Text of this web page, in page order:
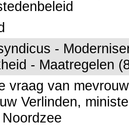
-
- Maatregelen
vraag van
Verlinden,